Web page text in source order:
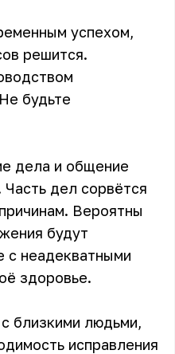
успехом,
решится.
будьте
дела и общение
дел сорвётся
Вероятны
будут
с неадекватными
здоровье.
близкими людьми,
исправления